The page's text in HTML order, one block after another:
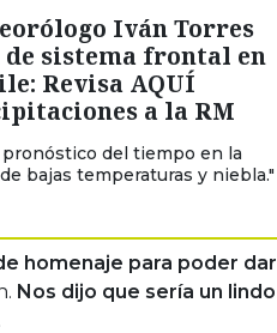
Iván Torres
de sistema frontal en
Revisa AQUÍ
a la RM
del tiempo en la
bajas temperaturas y niebla."
homenaje para poder dar
Nos dijo que sería un lindo